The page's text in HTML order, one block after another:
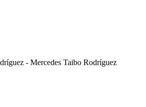
- Mercedes Taibo Rodríguez